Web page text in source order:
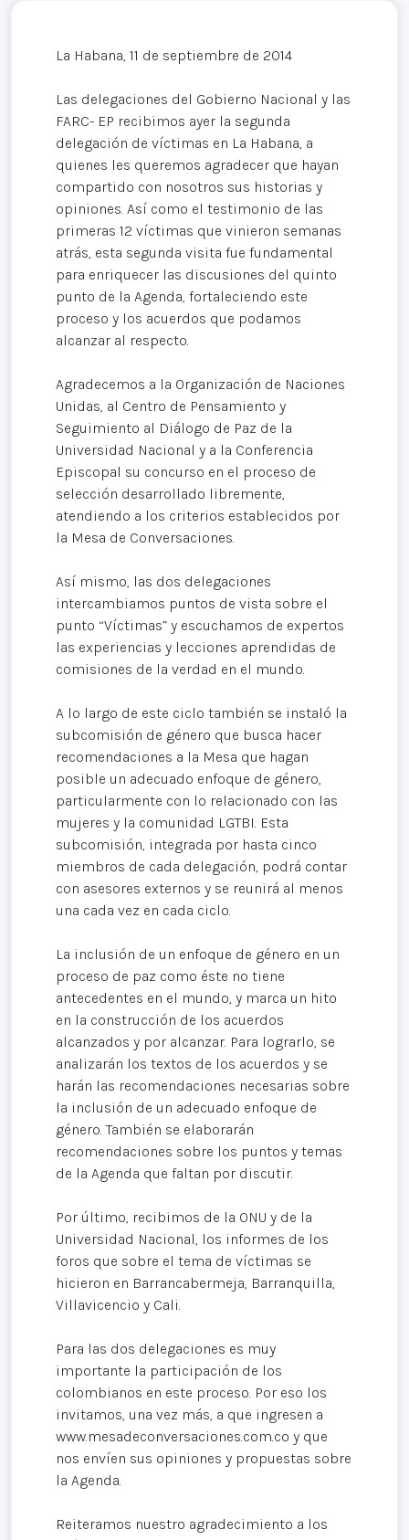
La Habana, 11 de septiembre de 2014
Las delegaciones del Gobierno Nacional y las
FARC- EP recibimos ayer la segunda
delegación de víctimas en La Habana, a
quienes les queremos agradecer que hayan
compartido con nosotros sus historias y
opiniones. Así como el testimonio de las
primeras 12 víctimas que vinieron semanas
atrás, esta segunda visita fue fundamental
para enriquecer las discusiones del quinto
punto de la Agenda, fortaleciendo este
proceso y los acuerdos que podamos
alcanzar al respecto.
Agradecemos a la Organización de Naciones
Unidas, al Centro de Pensamiento y
Seguimiento al Diálogo de Paz de la
Universidad Nacional y a la Conferencia
Episcopal su concurso en el proceso de
selección desarrollado libremente,
atendiendo a los criterios establecidos por
la Mesa de Conversaciones.
Así mismo, las dos delegaciones
intercambiamos puntos de vista sobre el
punto “Víctimas” y escuchamos de expertos
las experiencias y lecciones aprendidas de
comisiones de la verdad en el mundo.
A lo largo de este ciclo también se instaló la
subcomisión de género que busca hacer
recomendaciones a la Mesa que hagan
posible un adecuado enfoque de género,
particularmente con lo relacionado con las
mujeres y la comunidad LGTBI. Esta
subcomisión, integrada por hasta cinco
miembros de cada delegación, podrá contar
con asesores externos y se reunirá al menos
una cada vez en cada ciclo.
La inclusión de un enfoque de género en un
proceso de paz como éste no tiene
antecedentes en el mundo, y marca un hito
en la construcción de los acuerdos
alcanzados y por alcanzar. Para lograrlo, se
analizarán los textos de los acuerdos y se
harán las recomendaciones necesarias sobre
la inclusión de un adecuado enfoque de
género. También se elaborarán
recomendaciones sobre los puntos y temas
de la Agenda que faltan por discutir.
Por último, recibimos de la ONU y de la
Universidad Nacional, los informes de los
foros que sobre el tema de víctimas se
hicieron en Barrancabermeja, Barranquilla,
Villavicencio y Cali.
Para las dos delegaciones es muy
importante la participación de los
colombianos en este proceso. Por eso los
invitamos, una vez más, a que ingresen a
www.mesadeconversaciones.com.co y que
nos envíen sus opiniones y propuestas sobre
la Agenda.
Reiteramos nuestro agradecimiento a los